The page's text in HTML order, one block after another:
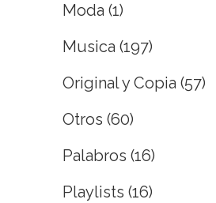
Moda (1)
Musica (197)
Original y Copia (57)
Otros (60)
Palabros (16)
Playlists (16)